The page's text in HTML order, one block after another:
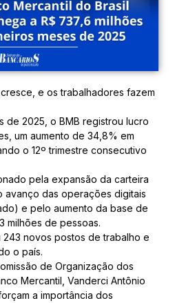
e os trabalhadores fazem
de 2025, o BMB registrou lucro
um aumento de 34,8% em
o 12º trimestre consecutivo
pela expansão da carteira
das operações digitais
e pelo aumento da base de
milhões de pessoas.
novos postos de trabalho e
o país.
de Organização dos
Mercantil, Vanderci Antônio
a importância dos